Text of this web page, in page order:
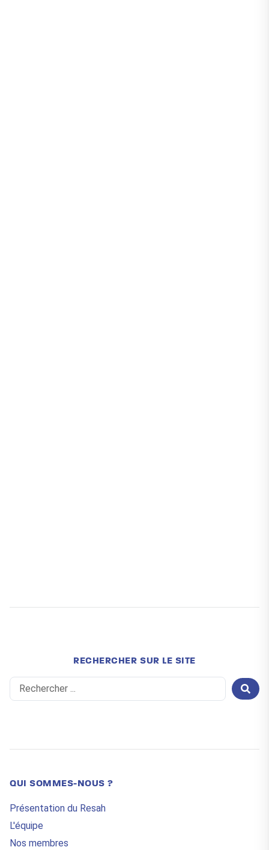
RECHERCHER SUR LE SITE
Search
...
QUI SOMMES-NOUS ?
Présentation du Resah
L'équipe
Nos membres